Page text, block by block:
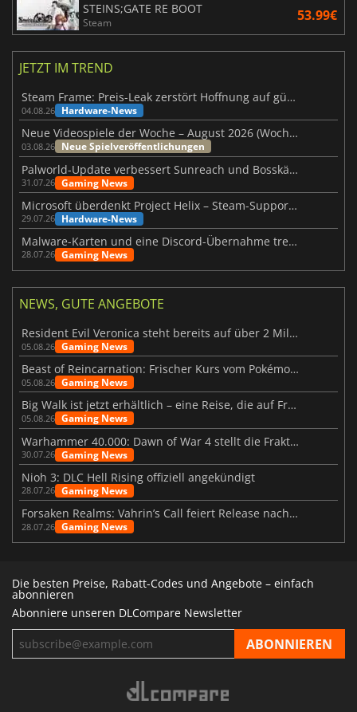
STEINS;GATE RE BOOT
Steam 53.99€
JETZT IM TREND
Steam Frame: Preis-Leak zerstört Hoffnung auf günstiges VR-Headset
04.08.26 Hardware-News
Neue Videospiele der Woche – August 2026 (Woche 32)
03.08.26 Neue Spielveröffentlichungen
Palworld-Update verbessert Sunreach und Bosskämpfe deutlich
31.07.26 Gaming News
Microsoft überdenkt Project Helix – Steam-Support gefährdet
29.07.26 Hardware-News
Malware-Karten und eine Discord-Übernahme treffen Meccha Chameleon
28.07.26 Gaming News
NEWS, GUTE ANGEBOTE
Resident Evil Veronica steht bereits auf über 2 Millionen Wunschlisten
05.08.26 Gaming News
Beast of Reincarnation: Frischer Kurs vom Pokémon-Studio
05.08.26 Gaming News
Big Walk ist jetzt erhältlich – eine Reise, die auf Freundschaft basiert
05.08.26 Gaming News
Warhammer 40.000: Dawn of War 4 stellt die Fraktion der Necrons vor
30.07.26 Gaming News
Nioh 3: DLC Hell Rising offiziell angekündigt
28.07.26 Gaming News
Forsaken Realms: Vahrin’s Call feiert Release nach 10 Jahren
28.07.26 Gaming News
Die besten Preise, Rabatt-Codes und Angebote – einfach
abonnieren
Abonniere unseren DLCompare Newsletter